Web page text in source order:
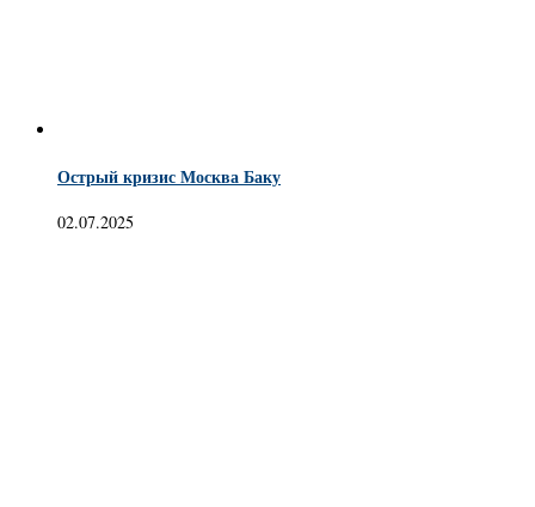
Острый кризис Москва Баку
02.07.2025